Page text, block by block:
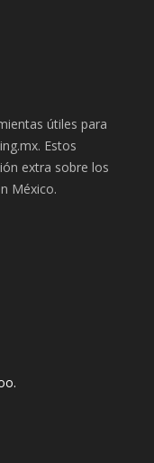
útiles para
Estos
extra sobre los
México.